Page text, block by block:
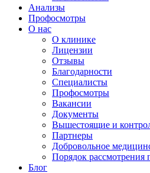
Анализы
Профосмотры
О нас
О клинике
Лицензии
Отзывы
Благодарности
Специалисты
Профосмотры
Вакансии
Документы
Вышестоящие и
Партнеры
Добровольное
Порядок рассмотрения
Блог